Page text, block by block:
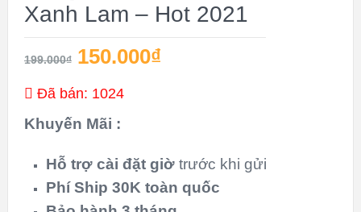
Xanh Lam – Hot 2021
199.000₫ 150.000₫
Đã bán: 1024
Khuyến Mãi :
Hỗ trợ cài đặt giờtrước khi gửi
Phí Ship 30K toàn quốc